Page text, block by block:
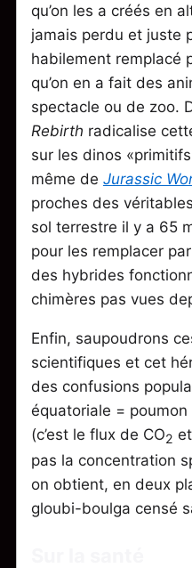
qu’on les a créés en
jamais perdu et juste
habilement remplacé
qu’on en a fait des
spectacle ou de zoo.
Rebirth radicalise
sur les dinos
même de Jurassic
proches des
sol terrestre il y a 65
pour les remplacer
des hybrides
chimères pas vues
Enfin, saupoudrons
scientifiques et cet
des confusions
équatoriale =
(c’est le flux de CO2
pas la concentration
on obtient, en deux
gloubi-boulga censé